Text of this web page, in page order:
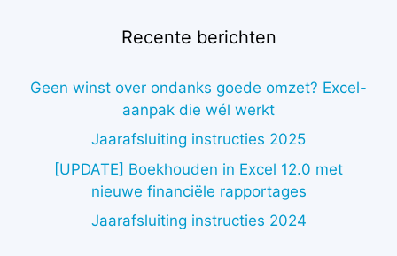
Recente berichten
Geen winst over ondanks goede omzet? Excel-
aanpak die wél werkt
Jaarafsluiting instructies 2025
[UPDATE] Boekhouden in Excel 12.0 met
nieuwe financiële rapportages
Jaarafsluiting instructies 2024